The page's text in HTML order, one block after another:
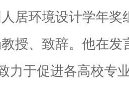
居环境设计学年奖
授、致辞。他在发
力于促进各高校专